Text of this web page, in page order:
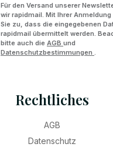
Für den Versand unserer
wir rapidmail. Mit Ihrer
Sie zu, dass die eingegebenen
rapidmail übermittelt werden.
bitte auch die AGB und
Datenschutzbestimmungen
Rechtliches
AGB
Datenschutz